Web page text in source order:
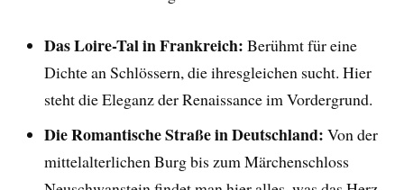
Das Loire-Tal in Frankreich: Berühmt für eine
Dichte an Schlössern, die ihresgleichen sucht. Hier
steht die Eleganz der Renaissance im Vordergrund.
Die Romantische Straße in Deutschland: Von der
mittelalterlichen Burg bis zum Märchenschloss